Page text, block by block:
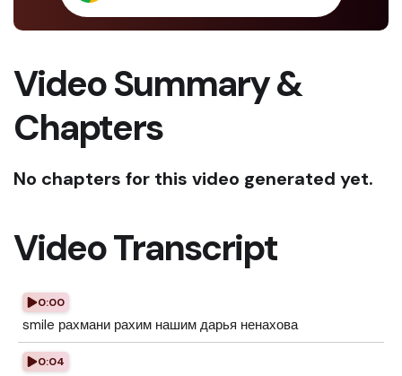
Video Summary &
Chapters
No chapters for this video generated yet.
Video Transcript
0:00
smile рахмани рахим нашим дарья ненахова
0:04